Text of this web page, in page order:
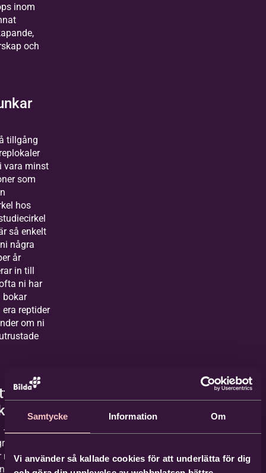
Samtycke Information Om
Vi använder så kallade cookies för att underlätta för dig
inom
och
tillgång
vara minst
som
hos
så enkelt
några
år
in till
ni har
bokar
reptider
om ni
i
– Fredag:
när ni vill.